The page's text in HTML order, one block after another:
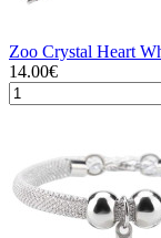
Zoo Crystal Heart
14.00€